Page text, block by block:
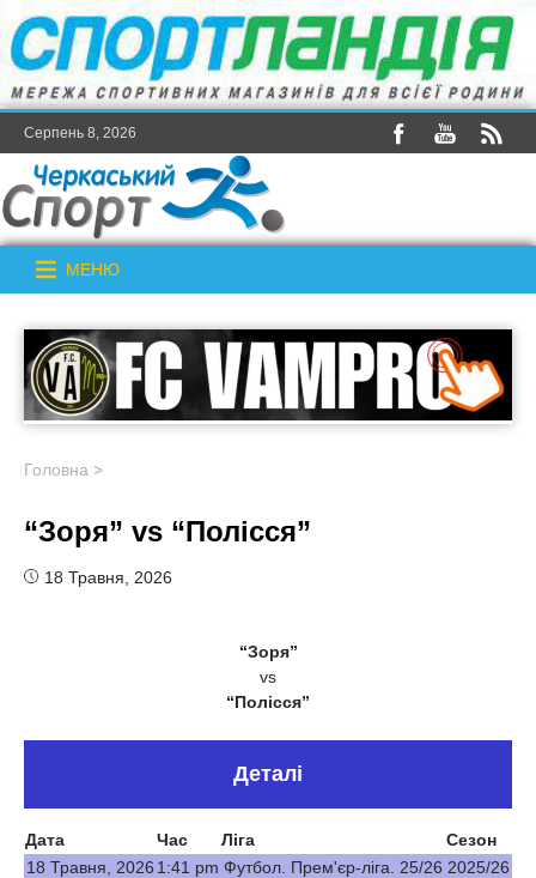
Серпень 8, 2026
МЕНЮ
Головна >
“Зоря” vs “Полісся”
18 Травня, 2026
“Зоря”
vs
“Полісся”
Деталі
Дата Час Ліга
Сезон
18 Травня, 2026 1:41 pm Футбол. Прем'єр-ліга. 25/26 2025/26